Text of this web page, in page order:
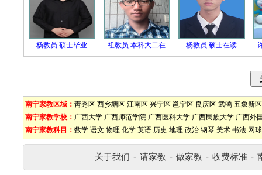
杨教员.硕士毕业 祖教员.本科大二在 杨教员.硕士在读
南宁家教区域： 靑秀区 西乡塘区 江南区 兴宁区 邕宁区 良庆区 武鸣 五象新区
南宁家教学校： 广西大学 广西师范学院 广西医科大学 广西民族大学 广西外
南宁家教科目： 数学 语文 物理 化学 英语 历史 地理 政治 钢琴 美术 书法 网球
关于我们 - 请家教 - 做家教 - 收费标准 -